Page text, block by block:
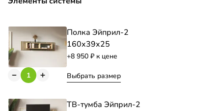
Полка Эйприл-2
160х39х25
+8 950 к цене
Выбрать размер
ТВ-тумба Эйприл-2